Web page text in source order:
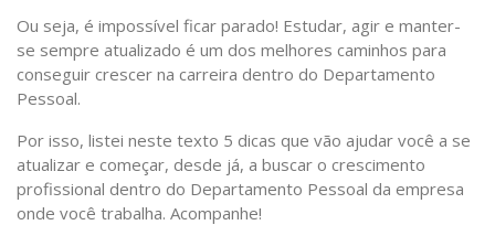
Ou seja, é impossível ficar parado! Estudar, agir e manter-
se sempre atualizado é um dos melhores caminhos para
conseguir crescer na carreira dentro do Departamento
Pessoal.
Por isso, listei neste texto 5 dicas que vão ajudar você a se
atualizar e começar, desde já, a buscar o crescimento
profissional dentro do Departamento Pessoal da empresa
onde você trabalha. Acompanhe!